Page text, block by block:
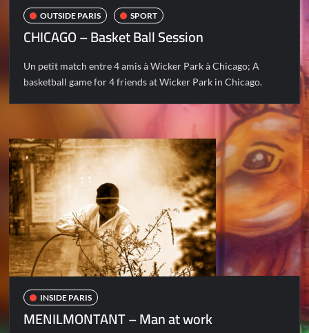
OUTSIDE PARIS SPORT
CHICAGO – Basket Ball Session
Un petit match entre 4 amis à Wicker Park à Chicago; A
basketball game for 4 friends at Wicker Park in Chicago.
INSIDE PARIS
MENILMONTANT – Man at work